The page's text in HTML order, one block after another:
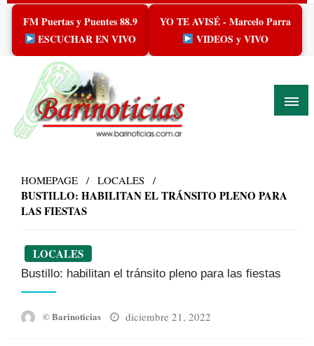
Skip
content
FM Puertas y Puentes 88.9
ESCUCHAR EN VIVO
YO TE AVISÉ - Marcelo Parra
VIDEOS y VIVO
HOMEPAGE LOCALES
BUSTILLO: HABILITAN EL TRÁNSITO PLENO PARA
LAS FIESTAS
LOCALES
Bustillo: habilitan el tránsito pleno para las fiestas
© Barinoticias
Posted
diciembre 21, 2022